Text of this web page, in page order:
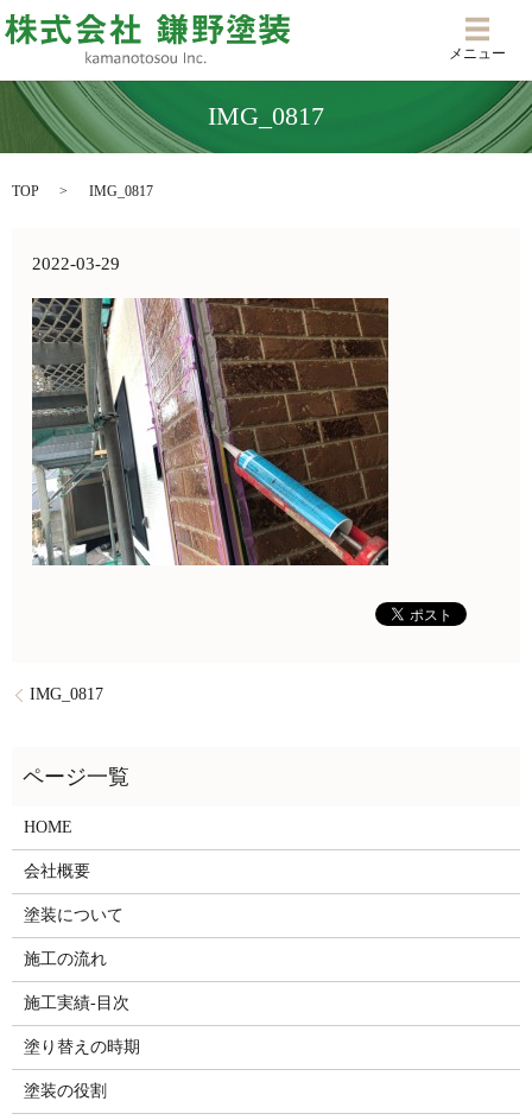
メニ
メニュー
IMG_0817
TOP IMG_0817
2022-03-29
IMG_0817
HOME
会社概要
塗装について
施工の流れ
施工実績-目次
塗り替えの時期
塗装の役割